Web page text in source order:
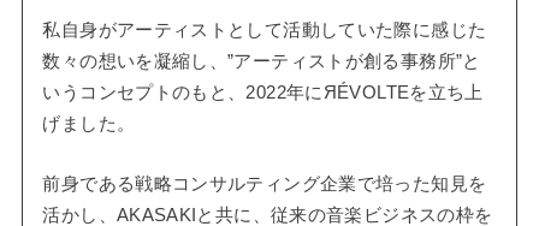
私自身がアーティストとして活動していた際に感じた
数々の想いを凝縮し、”アーティストが創る事務所”と
いうコンセプトのもと、2022年にЯÉVOLTEを立ち上
げました。
前身である戦略コンサルティング企業で培った知見を
活かし、AKASAKIと共に、従来の音楽ビジネスの枠を